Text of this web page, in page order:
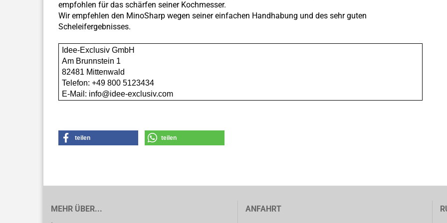
empfohlen für das schärfen seiner Kochmesser.
​Wir empfehlen den MinoSharp wegen seiner einfachen Handhabung und des sehr guten
Scheleifergebnisses.
Idee-Exclusiv GmbH
Am Brunnstein 1
82481 Mittenwald
Telefon: +49 800 5123434
E-Mail: info@idee-exclusiv.com
teilen teilen
MEHR ÜBER...
ANFAHRT